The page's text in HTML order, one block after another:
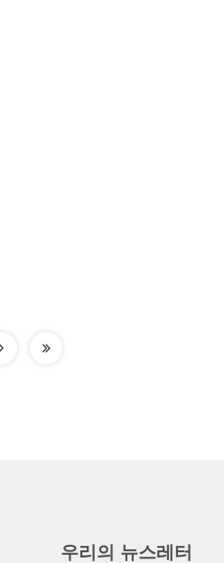
우리의 뉴스레터